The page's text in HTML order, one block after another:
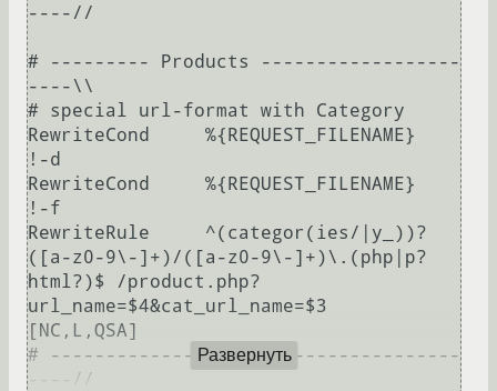
----//
# --------- Products ------------------
----\\
# special url-format with Category
RewriteCond	%{REQUEST_FILENAME}
!-d
RewriteCond	%{REQUEST_FILENAME}
!-f
RewriteRule	^(categor(ies/|y_))?
([a-z0-9\-]+)/([a-z0-9\-]+)\.(php|p?
html?)$	/product.php?
url_name=$4&cat_url_name=$3
[NC,L,QSA]
# -------------------------------------
Развернуть